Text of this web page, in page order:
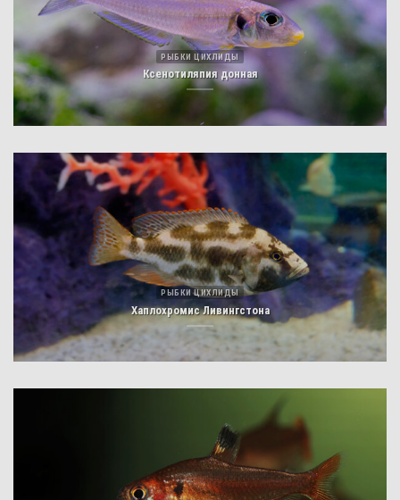
РЫБКИ ЦИХЛИДЫ
Ксенотиляпия донная
РЫБКИ ЦИХЛИДЫ
Хаплохромис Ливингстона